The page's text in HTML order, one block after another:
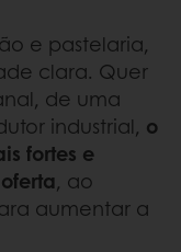
e pastelaria,
clara. Quer
de uma
industrial, o
fortes e
, ao
aumentar a